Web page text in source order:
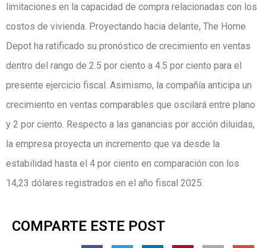
limitaciones en la capacidad de compra relacionadas con los
costos de vivienda. Proyectando hacia delante, The Home
Depot ha ratificado su pronóstico de crecimiento en ventas
dentro del rango de 2.5 por ciento a 4.5 por ciento para el
presente ejercicio fiscal. Asimismo, la compañía anticipa un
crecimiento en ventas comparables que oscilará entre plano
y 2 por ciento. Respecto a las ganancias por acción diluidas,
la empresa proyecta un incremento que va desde la
estabilidad hasta el 4 por ciento en comparación con los
14,23 dólares registrados en el año fiscal 2025.
COMPARTE ESTE POST